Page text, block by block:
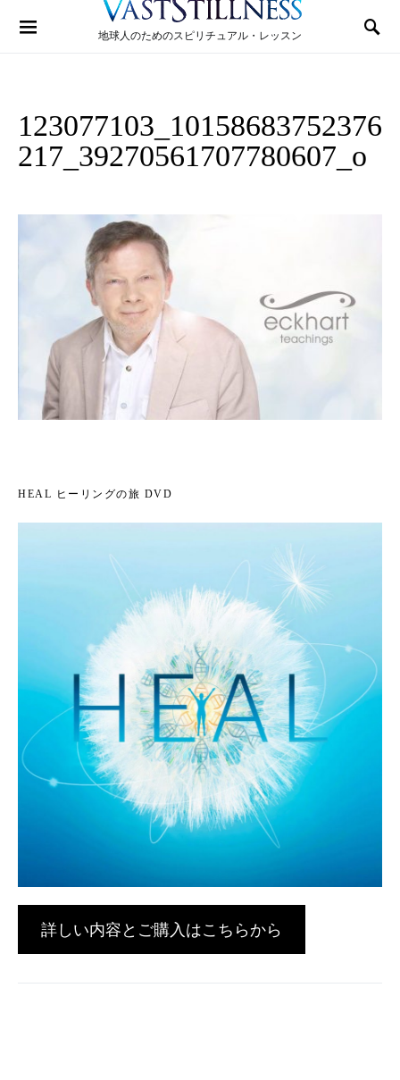
地球人のためのスピリチュアル・レッスン
Search for:
123077103_10158683752376
217_39270561707780607_o
HEAL ヒーリングの旅 DVD
詳しい内容とご購入はこちらから